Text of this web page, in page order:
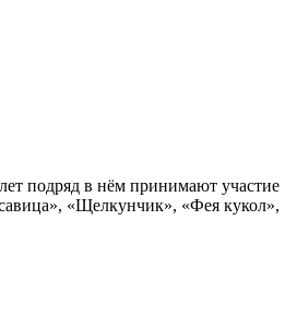
подряд в нём принимают участие
«Щелкунчик», «Фея кукол»,